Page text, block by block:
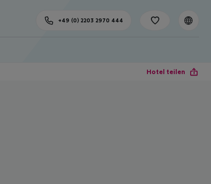
+49 (0) 2203 2970 444
Hotel teilen